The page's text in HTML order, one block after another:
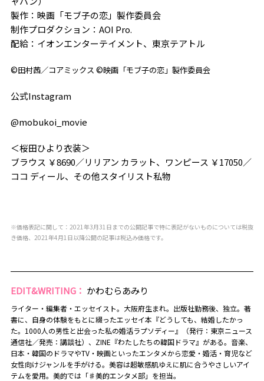
製作：映画「モブ子の恋」製作委員会
制作プロダクション：AOI Pro.
配給：イオンエンターテイメント、東京テアトル
©田村茜／コアミックス ©映画「モブ子の恋」製作委員会
公式Instagram
@mobukoi_movie
＜桜田ひより衣装＞
ブラウス ￥8690／リリアン カラット、ワンピース ￥17050／
ココ ディール、その他スタイリスト私物
※価格表記に関して：2021年3月31日までの公開記事で特に表記がないものについては税抜
き価格、2021年4月1日以降公開の記事は税込み価格です。
EDIT&WRITING： かわむらあみり
ライター・編集者・エッセイスト。大阪府生まれ。出版社勤務後、独立。著
書に、自身の体験をもとに綴ったエッセイ本『どうしても、結婚したかっ
た。1000人の男性と出会った私の婚活ラプソディー』（発行：東京ニュース
通信社／発売：講談社）、ZINE『わたしたちの韓国ドラマ』がある。音楽、
日本・韓国のドラマやTV・映画といったエンタメから恋愛・婚活・育児など
女性向けジャンルを手がける。美容は超敏感肌ゆえに肌に合うやさしいアイ
テムを愛用。美的では「♯美的エンタメ部」を担当。